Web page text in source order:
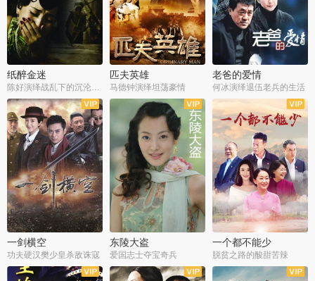
纸醉金迷 匹夫英雄
马德钟演绎坦荡豪情
老爸的爱情
何冰演绎退伍老兵的生活
全40集
一剑横空
功夫硬汉樊少皇杀敌诛寇
全33集
东陵大盗
爱国志士夺宝奇兵
全36集
一个都不能少
脱贫之路的酸甜苦辣
全25集
全50集 全23集